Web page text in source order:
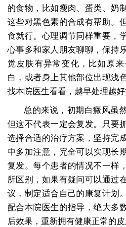
的食物，比如瘦肉、蛋类、奶
这些对黑色素的合成有帮助。
食就行。心理调节同样重要，
心事多和家人朋友聊聊，保持
觉皮肤有异常变化，比如原
白，或者身上其他部位出现浅
找本院医生看看，越早处理越好
总的来说，初期白癜风虽
但这不代表一定会复发。只要
选择合适的治疗方案，坚持完
中多加注意，完全可以实现长
复发。每个患者的情况不一样
所区别，如果有疑问可以通过
议，制定适合自己的康复计划
配合本院医生的指导，绝大多
后效果，重新拥有健康正常的皮